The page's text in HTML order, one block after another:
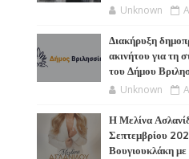
Unknown
Διακήρυξη
ακινήτου για τη
του Δήμου
Unknown
Η Μελίνα
Σεπτεμβρίου
Βουγιουκλάκη με